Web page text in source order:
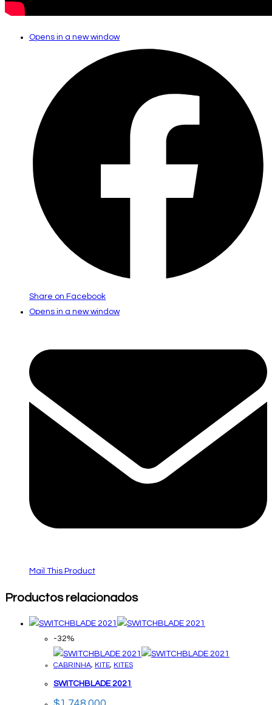
Opens in a new window
Share on Facebook
Opens in a new window
Mail This Product
Productos relacionados
-32%
CABRINHA, KITE, KITES
SWITCHBLADE 2021